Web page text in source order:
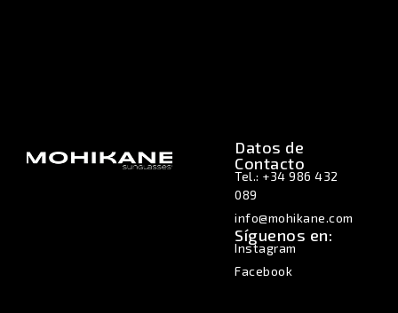
Datos de
Contacto
Tel.: +34 986 432
089
info@mohikane.com
Síguenos en:
Instagram
Facebook